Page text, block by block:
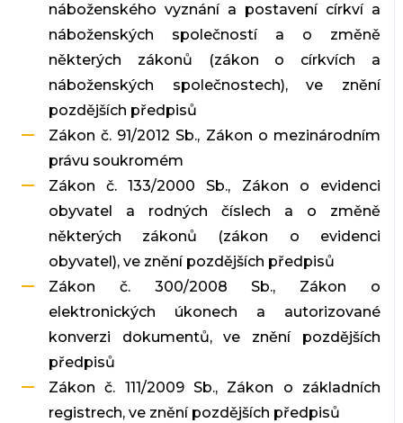
náboženského vyznání a postavení církví a
náboženských společností a o změně
některých zákonů (zákon o církvích a
náboženských společnostech), ve znění
pozdějších předpisů
Zákon č. 91/2012 Sb., Zákon o mezinárodním
právu soukromém
Zákon č. 133/2000 Sb., Zákon o evidenci
obyvatel a rodných číslech a o změně
některých zákonů (zákon o evidenci
obyvatel), ve znění pozdějších předpisů
Zákon č. 300/2008 Sb., Zákon o
elektronických úkonech a autorizované
konverzi dokumentů, ve znění pozdějších
předpisů
Zákon č. 111/2009 Sb., Zákon o základních
registrech, ve znění pozdějších předpisů